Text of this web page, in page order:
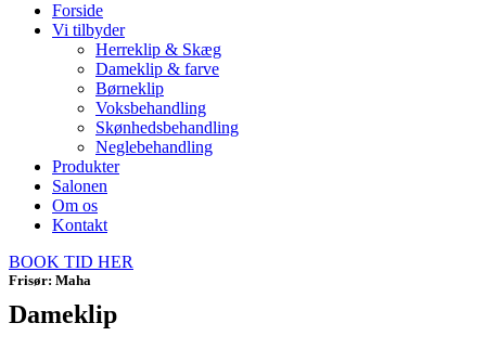
Forside
Vi tilbyder
Herreklip & Skæg
Dameklip & farve
Børneklip
Voksbehandling
Skønhedsbehandling
Neglebehandling
Produkter
Salonen
Om os
Kontakt
BOOK TID HER
Frisør: Maha
Dameklip